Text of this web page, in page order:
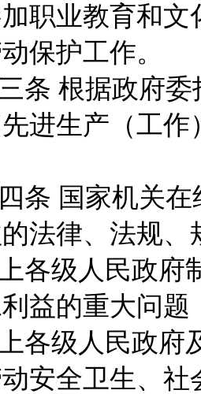
职业教育和
保护工作。
条 根据政府
进生产（工
条 国家机关
法律、法规
各级人民政府
益的重大问
各级人民政府
安全卫生、